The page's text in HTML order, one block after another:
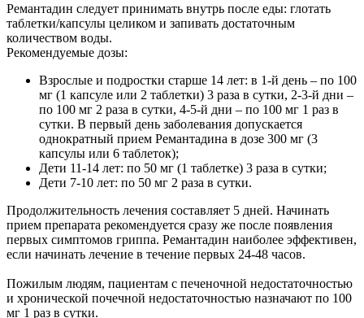
Ремантадин следует принимать внутрь после еды: глотать
таблетки/капсулы целиком и запивать достаточным
количеством воды.
Рекомендуемые дозы:
Взрослые и подростки старше 14 лет: в 1-й день – по 100
мг (1 капсуле или 2 таблетки) 3 раза в сутки, 2-3-й дни –
по 100 мг 2 раза в сутки, 4-5-й дни – по 100 мг 1 раз в
сутки. В первый день заболевания допускается
однократный прием Ремантадина в дозе 300 мг (3
капсулы или 6 таблеток);
Дети 11-14 лет: по 50 мг (1 таблетке) 3 раза в сутки;
Дети 7-10 лет: по 50 мг 2 раза в сутки.
Продолжительность лечения составляет 5 дней. Начинать
прием препарата рекомендуется сразу же после появления
первых симптомов гриппа. Ремантадин наиболее эффективен,
если начинать лечение в течение первых 24-48 часов.
Пожилым людям, пациентам с печеночной недостаточностью
и хронической почечной недостаточностью назначают по 100
мг 1 раз в сутки.